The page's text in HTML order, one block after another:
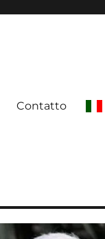
Contatto